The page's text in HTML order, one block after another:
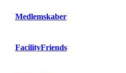
Medlemskaber
FacilityFriends